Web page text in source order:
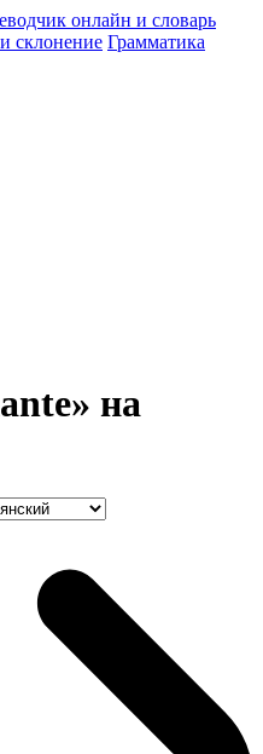
и склонение Грамматика
на